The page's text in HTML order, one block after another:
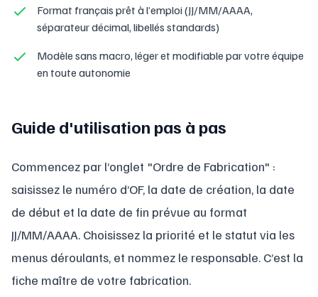
Format français prêt à l’emploi (JJ/MM/AAAA,
séparateur décimal, libellés standards)
Modèle sans macro, léger et modifiable par votre équipe
en toute autonomie
Guide d'utilisation pas à pas
Commencez par l’onglet "Ordre de Fabrication" :
saisissez le numéro d’OF, la date de création, la date
de début et la date de fin prévue au format
JJ/MM/AAAA. Choisissez la priorité et le statut via les
menus déroulants, et nommez le responsable. C’est la
fiche maître de votre fabrication.